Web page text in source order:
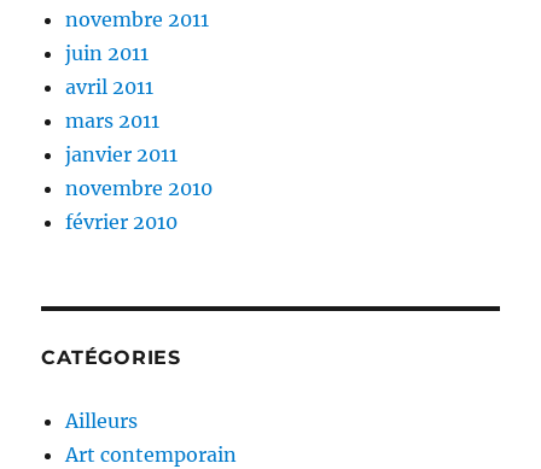
novembre 2011
juin 2011
avril 2011
mars 2011
janvier 2011
novembre 2010
février 2010
CATÉGORIES
Ailleurs
Art contemporain